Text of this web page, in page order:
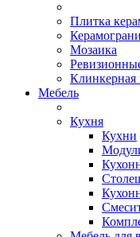
Плитка
Мозаика
Клинкерная
Мебель
Кухня
Кухни